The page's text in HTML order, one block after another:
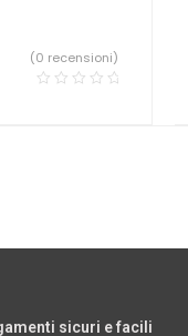
(0 recensioni)
sicuri e facili